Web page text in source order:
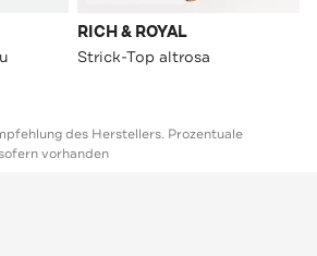
RICH & ROYAL
Strick-Top altrosa
des Herstellers. Prozentuale
vorhanden